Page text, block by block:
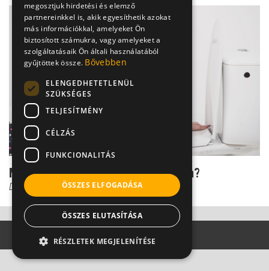
Miért tilos a fogmosás hányás után?
Dr. Vincze József
megosztjuk hirdetési és elemző
partnereinkkel is, akik egyesíthetik azokat
más információkkal, amelyeket Ön
biztosított számukra, vagy amelyeket a
szolgáltatásaik Ön általi használatából
gyűjtöttek össze. Bővebben
ELENGEDHETETLENÜL
SZÜKSÉGES
TELJESÍTMÉNY
CÉLZÁS
FUNKCIONALITÁS
ÖSSZES ELFOGADÁSA
ÖSSZES ELUTASÍTÁSA
RÉSZLETEK MEGJELENÍTÉSE